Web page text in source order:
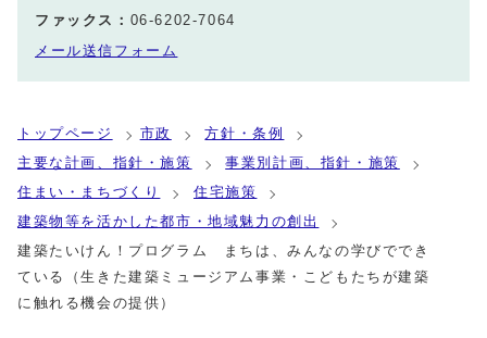
ファックス： 06-6202-7064
メール送信フォーム
トップページ 市政
方針・条例
主要な計画、指針・施策
事業別計画、指針・施策
住まい・まちづくり
住宅施策
建築物等を活かした都市・地域魅力の創出
建築たいけん！プログラム まちは、みんなの学びででき
ている（生きた建築ミュージアム事業・こどもたちが建築
に触れる機会の提供）